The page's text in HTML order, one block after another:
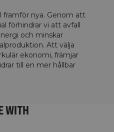
framför nya. Genom att
förhindrar vi att avfall
och minskar
Att välja
ekonomi, främjar
till en mer hållbar
WITH